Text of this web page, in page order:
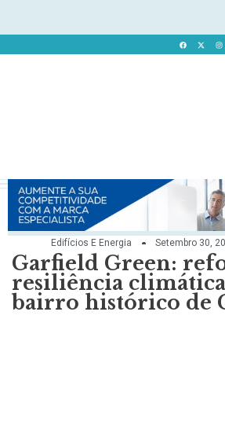
Edifícios E Energia Setembro 30,
Garfield Green:
resiliência
bairro histórico de